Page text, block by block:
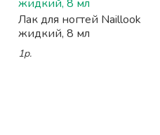
Лак для ногтей Naillook
жидкий, 8 мл
1р.